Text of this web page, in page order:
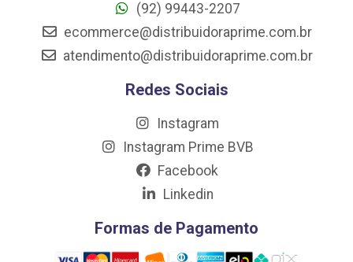
(92) 99443-2207
ecommerce@distribuidoraprime.com.br
atendimento@distribuidoraprime.com.br
Redes Sociais
Instagram
Instagram Prime BVB
Facebook
Linkedin
Formas de Pagamento